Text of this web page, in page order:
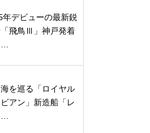
年デビューの最新鋭
飛鳥Ⅲ」神戸発着
を巡る「ロイヤル
アン」新造船「レ